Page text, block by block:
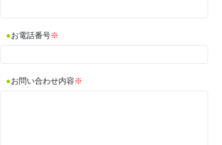
お電話番号※
お問い合わせ内容※